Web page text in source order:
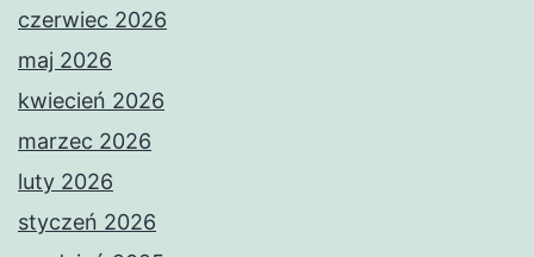
czerwiec 2026
maj 2026
kwiecień 2026
marzec 2026
luty 2026
styczeń 2026